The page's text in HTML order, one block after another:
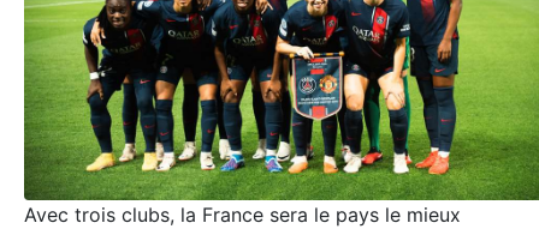
Avec trois clubs, la France sera le pays le mieux